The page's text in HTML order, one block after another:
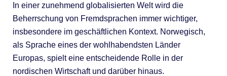
In einer zunehmend globalisierten Welt wird die
Beherrschung von Fremdsprachen immer wichtiger,
insbesondere im geschäftlichen Kontext. Norwegisch,
als Sprache eines der wohlhabendsten Länder
Europas, spielt eine entscheidende Rolle in der
nordischen Wirtschaft und darüber hinaus.